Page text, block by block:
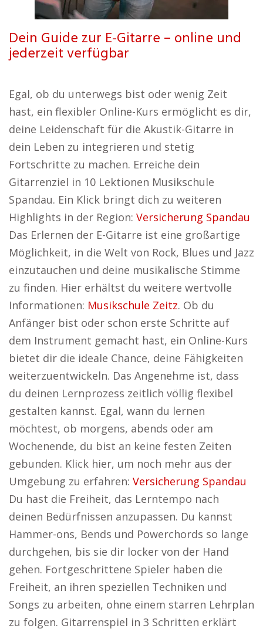
Dein Guide zur E-Gitarre – online und
jederzeit verfügbar
Egal, ob du unterwegs bist oder wenig Zeit
hast, ein flexibler Online-Kurs ermöglicht es dir,
deine Leidenschaft für die Akustik-Gitarre in
dein Leben zu integrieren und stetig
Fortschritte zu machen. Erreiche dein
Gitarrenziel in 10 Lektionen Musikschule
Spandau. Ein Klick bringt dich zu weiteren
Highlights in der Region: Versicherung Spandau
Das Erlernen der E-Gitarre ist eine großartige
Möglichkeit, in die Welt von Rock, Blues und Jazz
einzutauchen und deine musikalische Stimme
zu finden. Hier erhältst du weitere wertvolle
Informationen: Musikschule Zeitz. Ob du
Anfänger bist oder schon erste Schritte auf
dem Instrument gemacht hast, ein Online-Kurs
bietet dir die ideale Chance, deine Fähigkeiten
weiterzuentwickeln. Das Angenehme ist, dass
du deinen Lernprozess zeitlich völlig flexibel
gestalten kannst. Egal, wann du lernen
möchtest, ob morgens, abends oder am
Wochenende, du bist an keine festen Zeiten
gebunden. Klick hier, um noch mehr aus der
Umgebung zu erfahren: Versicherung Spandau
Du hast die Freiheit, das Lerntempo nach
deinen Bedürfnissen anzupassen. Du kannst
Hammer-ons, Bends und Powerchords so lange
durchgehen, bis sie dir locker von der Hand
gehen. Fortgeschrittene Spieler haben die
Freiheit, an ihren speziellen Techniken und
Songs zu arbeiten, ohne einem starren Lehrplan
zu folgen. Gitarrenspiel in 3 Schritten erklärt